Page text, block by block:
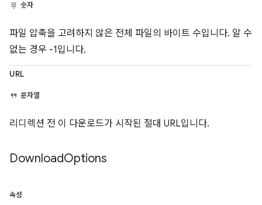
숫자
파일 압축을 고려하지 않은 전체 파일의 바이트 수입니다. 알 수
없는 경우 -1입니다.
URL
문자열
리디렉션 전 이 다운로드가 시작된 절대 URL입니다.
DownloadOptions
속성